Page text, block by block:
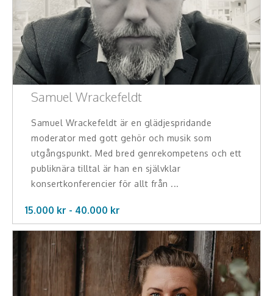
Kända personer
Företagsledare
Författare
Idrottare och äventyrare
Kända musiker
Skådespelare
Alla talare
Alla ämnen
Samuel Wrackefeldt
Samuel Wrackefeldt är en glädjespridande
moderator med gott gehör och musik som
utgångspunkt. Med bred genrekompetens och ett
publiknära tilltal är han en självklar
konsertkonferencier för allt från ...
15.000 kr - 40.000 kr